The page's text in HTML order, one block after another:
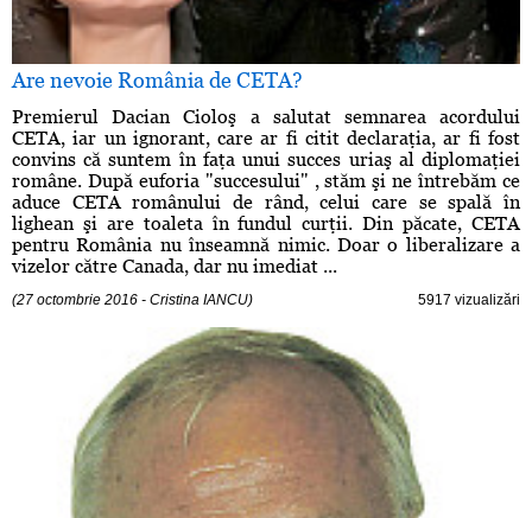
Are nevoie România de CETA?
Premierul Dacian Cioloş a salutat semnarea acordului
CETA, iar un ignorant, care ar fi citit declaraţia, ar fi fost
convins că suntem în faţa unui succes uriaş al diplomaţiei
române. După euforia "succesului" , stăm şi ne întrebăm ce
aduce CETA românului de rând, celui care se spală în
lighean şi are toaleta în fundul curţii. Din păcate, CETA
pentru România nu înseamnă nimic. Doar o liberalizare a
vizelor către Canada, dar nu imediat ...
(27 octombrie 2016 - Cristina IANCU) 5917 vizualizări